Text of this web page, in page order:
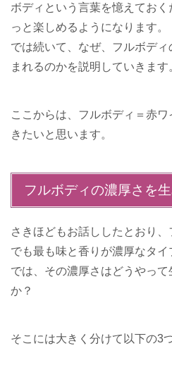
ボディという言葉を憶えてお
っと楽しめるようになります。
では続いて、なぜ、フルボデ
まれるのかを説明していきます
ここからは、フルボディ＝赤
きたいと思います。
フルボディの濃厚さを
さきほどもお話ししたとおり
でも最も味と香りが濃厚なタイ
では、その濃厚さはどうやって
か？
そこには大きく分けて以下の3